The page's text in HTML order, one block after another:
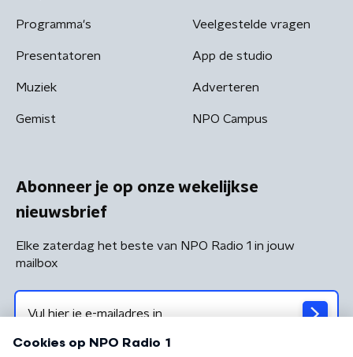
Programma's
Presentatoren
Muziek
Gemist
Veelgestelde vragen
App de studio
Adverteren
NPO Campus
Abonneer je op onze wekelijkse
nieuwsbrief
Elke zaterdag het beste van NPO Radio 1 in jouw
mailbox